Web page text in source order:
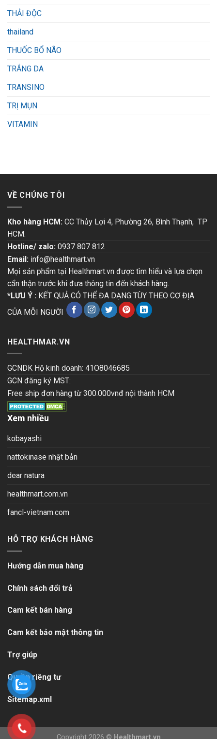
THẢI ĐỘC
thailand
THUỐC BỔ NÃO
TRẮNG DA
TRANSINO
TRỊ MỤN
VITAMIN
VỀ CHÚNG TÔI
Kho hàng HCM: CC Thủy Lợi 4, Phường 26, Bình Thạnh, TP
HCM.
Hotline/ zalo: 0937 807 812
Email: info@healthmart.vn
Mọi sản phẩm tại Healthmart.vn được tìm hiểu và lựa chọn
cẩn thận trước khi đưa thông tin đến khách hàng.
*LƯU Ý : KẾT QUẢ CÓ THỂ ĐA DẠNG TÙY THEO CƠ ĐỊA
CỦA MỖI NGƯỜI
HEALTHMAR.VN
GCNDK Hộ kinh doanh: 41O8046685
GCN đăng ký MST:
Free ship đơn hàng từ 300.000vnđ nội thành HCM
Xem nhiều
kobayashi
nattokinase nhật bản
dear natura
healthmart.com.vn
fancl-vietnam.com
HỖ TRỢ KHÁCH HÀNG
Hướng dẫn mua hàng
Chính sách đổi trả
Cam kết bán hàng
Cam kết bảo mật thông tin
Trợ giúp
Quyền riêng tư
Sitemap.xml